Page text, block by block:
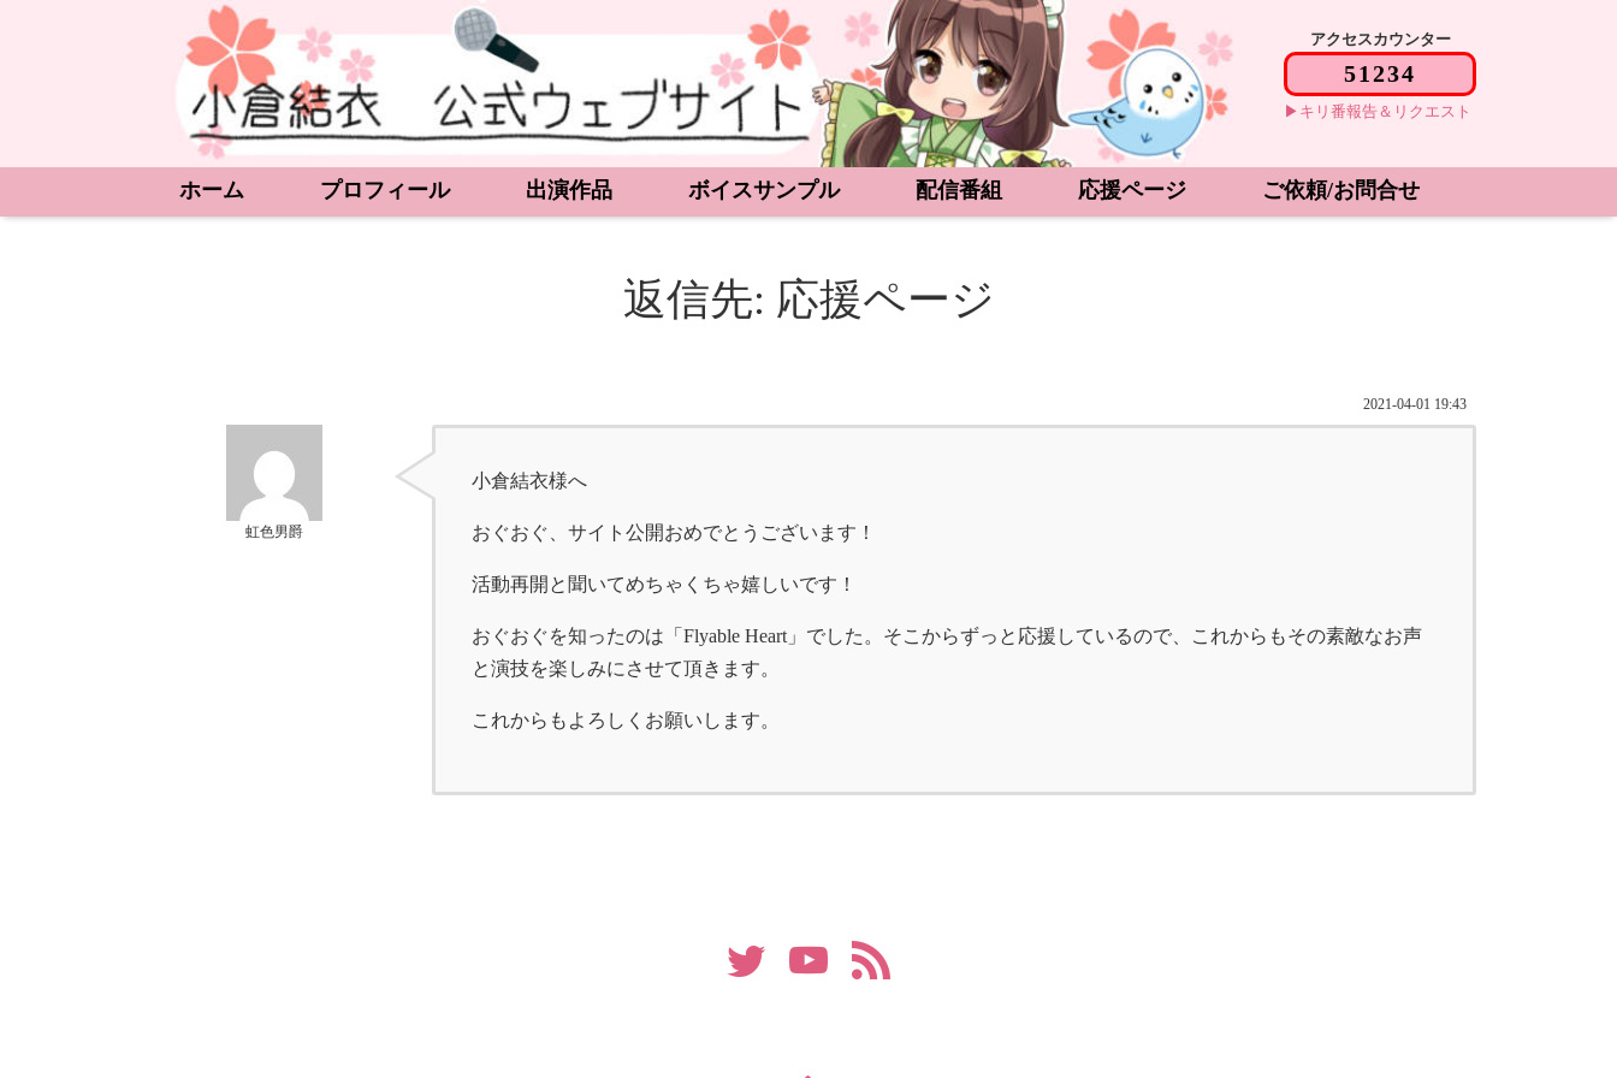
アクセスカウンター
キリ番報告＆リクエスト
ホーム プロフィール 出演作品 ボイスサンプル 配信番組 応援ページ ご依頼/お問合せ
返信先: 応援ページ
2021-04-01 19:43
虹色男爵
小倉結衣様へ
おぐおぐ、サイト公開おめでとうございます！
活動再開と聞いてめちゃくちゃ嬉しいです！
おぐおぐを知ったのは「Flyable Heart」でした。そこからずっと応援しているので、これからもその素敵なお声
と演技を楽しみにさせて頂きます。
これからもよろしくお願いします。